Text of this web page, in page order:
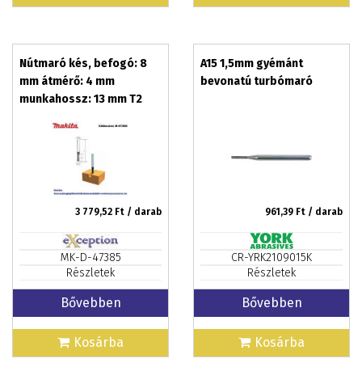
Nútmaró kés, befogó: 8
mm átmérő: 4 mm
munkahossz: 13 mm T2
3 779,52 Ft / darab
MK-D-47385
Részletek
Bővebben
Kosárba
A15 1,5mm gyémánt
bevonatú turbómaró
961,39 Ft / darab
CR-YRK2109015K
Részletek
Bővebben
Kosárba